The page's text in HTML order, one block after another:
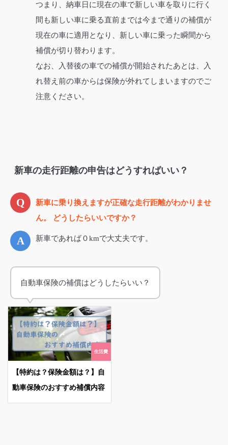
つまり、納車日に現在の車で新しい車を取りに行く
間も新しい車に乗る直前までは今まで通りの補償が
現在の車に適用となり、新しい車に乗った瞬間から
補償が切り替わります。
なお、入替後の車での補償が開始されたあとは、入
れ替え前の車からは保険が外れてしまいますのでご
注意ください。
新車の走行距離の申告はどうすればいい？
新車に乗り換えますが正確な走行距離がわかりませ
ん。 どうしたらいいですか？
新車であれば０kmで大丈夫です。
自動車保険の補償はどうしたらいい？
生活費
【特約は？保険金額は？】自
動車保険のおすすめ補償内容